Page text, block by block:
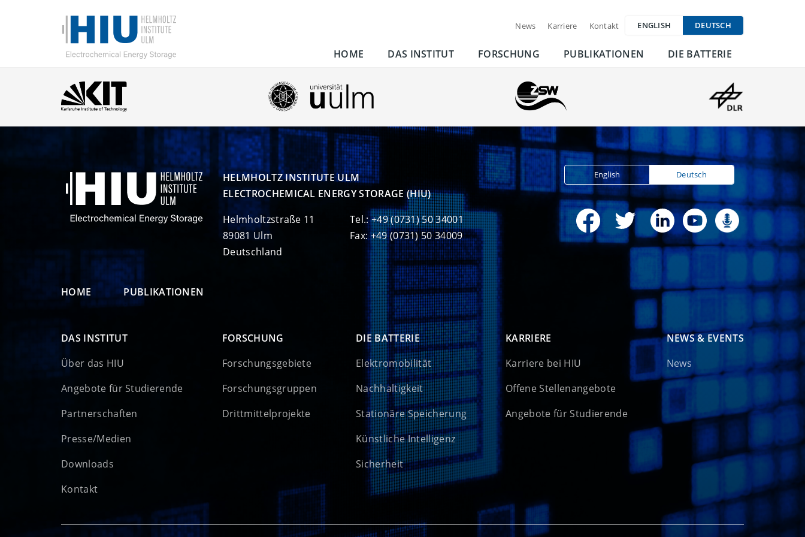
News Karriere Kontakt ENGLISH DEUTSCH
HOME DAS INSTITUT FORSCHUNG PUBLIKATIONEN DIE BATTERIE
HELMHOLTZ INSTITUTE ULM
ELECTROCHEMICAL ENERGY STORAGE (HIU)
Helmholtzstraße 11
89081 Ulm
Deutschland
Tel.: +49 (0731) 50 34001
Fax: +49 (0731) 50 34009
English Deutsch
HOME PUBLIKATIONEN
DAS INSTITUT
Über das HIU
Angebote für Studierende
Partnerschaften
Presse/Medien
Downloads
Kontakt
FORSCHUNG
Forschungsgebiete
Forschungsgruppen
Drittmittelprojekte
DIE BATTERIE
Elektromobilität
Nachhaltigkeit
Stationäre Speicherung
Künstliche Intelligenz
Sicherheit
KARRIERE
Karriere bei HIU
Offene Stellenangebote
Angebote für Studierende
NEWS & EVENTS
News